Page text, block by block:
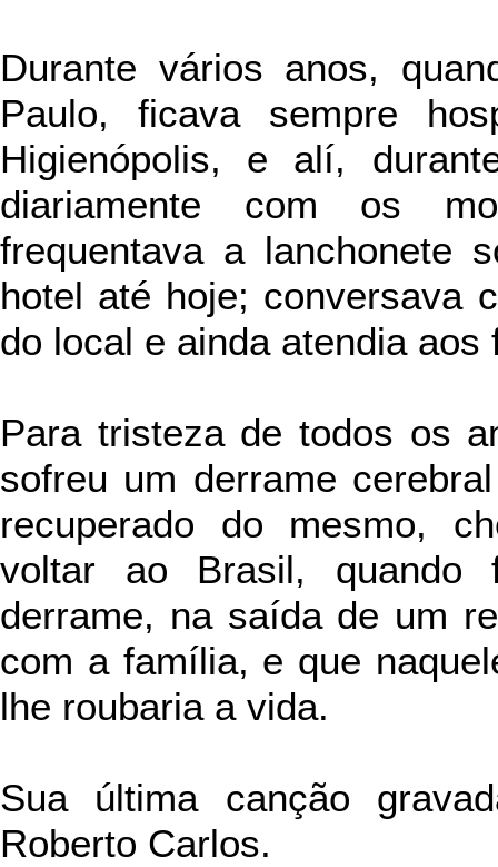
Durante vários anos,
Paulo, ficava sempre
Higienópolis, e alí,
diariamente com os
frequentava a lanchonete
hotel até hoje; conversava
do local e ainda atendia aos
Para tristeza de todos os
sofreu um derrame
recuperado do mesmo,
voltar ao Brasil, quando
derrame, na saída de um
com a família, e que
lhe roubaria a vida.
Sua última canção
Roberto Carlos.